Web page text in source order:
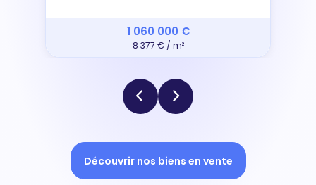
1 060 000 €
8 377 € / m²
Découvrir nos biens en vente